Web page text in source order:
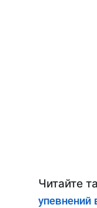
Читайте
упевнений